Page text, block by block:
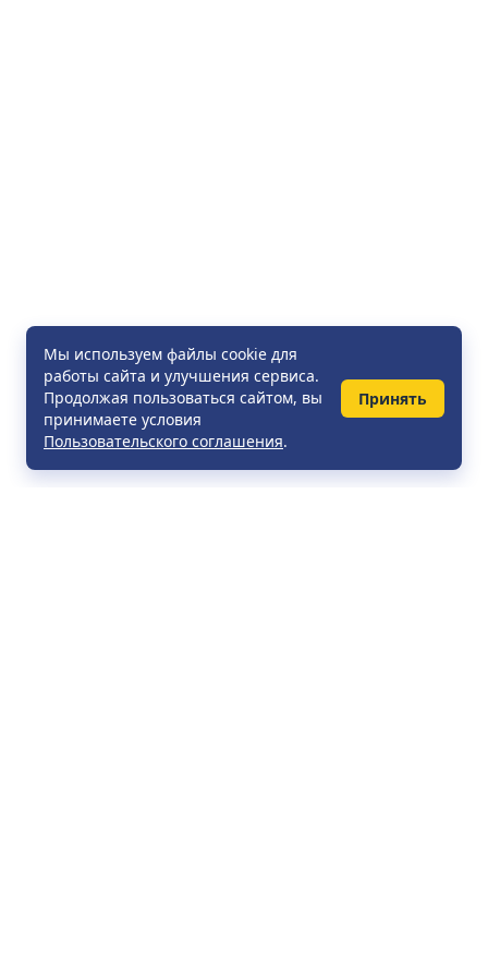
Мы используем файлы cookie для
работы сайта и улучшения сервиса.
Продолжая пользоваться сайтом, вы
принимаете условия
Пользовательского соглашения.
Принять